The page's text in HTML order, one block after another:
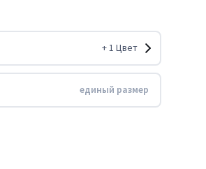
+1 Цвет
единый размер